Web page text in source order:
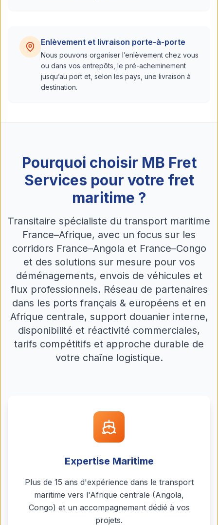
Enlèvement et livraison porte-à-porte
Nous pouvons organiser l’enlèvement chez vous
ou dans vos entrepôts, le pré-acheminement
jusqu’au port et, selon les pays, une livraison à
destination.
Pourquoi choisir MB Fret
Services pour votre fret
maritime ?
Transitaire spécialiste du transport maritime
France–Afrique, avec un focus sur les
corridors France–Angola et France–Congo
et des solutions sur mesure pour vos
déménagements, envois de véhicules et
flux professionnels. Réseau de partenaires
dans les ports français & européens et en
Afrique centrale, support douanier interne,
disponibilité et réactivité commerciales,
tarifs compétitifs et approche durable de
votre chaîne logistique.
Expertise Maritime
Plus de 15 ans d'expérience dans le transport
maritime vers l'Afrique centrale (Angola,
Congo) et un accompagnement dédié à vos
projets.